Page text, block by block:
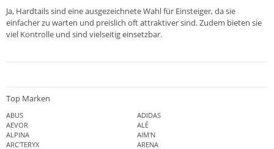
Ja, Hardtails sind eine ausgezeichnete Wahl für Einsteiger, da sie
einfacher zu warten und preislich oft attraktiver sind. Zudem bieten sie
viel Kontrolle und sind vielseitig einsetzbar.
Top Marken
ABUS
ADIDAS
AEVOR
ALÉ
ALPINA
AIM'N
ARC'TERYX
ARENA